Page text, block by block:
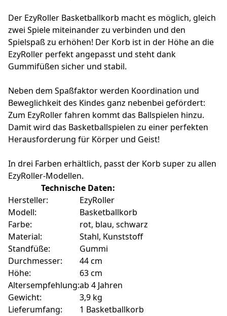
Der EzyRoller Basketballkorb macht es möglich, gleich
zwei Spiele miteinander zu verbinden und den
Spielspaß zu erhöhen! Der Korb ist in der Höhe an die
EzyRoller perfekt angepasst und steht dank
Gummifüßen sicher und stabil.
Neben dem Spaßfaktor werden Koordination und
Beweglichkeit des Kindes ganz nebenbei gefördert:
Zum EzyRoller fahren kommt das Ballspielen hinzu.
Damit wird das Basketballspielen zu einer perfekten
Herausforderung für Körper und Geist!
In drei Farben erhältlich, passt der Korb super zu allen
EzyRoller-Modellen.
Technische Daten:
Hersteller:
EzyRoller
Modell:
Basketballkorb
Farbe:
rot, blau, schwarz
Material:
Stahl, Kunststoff
Standfüße:
Gummi
Durchmesser:
44 cm
Höhe:
63 cm
Altersempfehlung:ab 4 Jahren
Gewicht:
3,9 kg
Lieferumfang:
1 Basketballkorb